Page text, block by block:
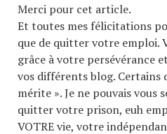
Merci pour cet article.
Et toutes mes félicitations
que de quitter votre emploi.
grâce à votre persévérance
vos différents blog. Certains
mérite ». Je ne pouvais vous
quitter votre prison, euh
VOTRE vie, votre